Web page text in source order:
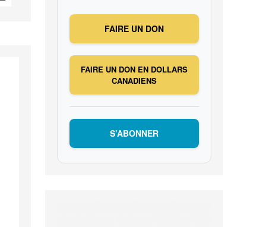
FAIRE UN DON
FAIRE UN DON EN DOLLARS
CANADIENS
S’ABONNER